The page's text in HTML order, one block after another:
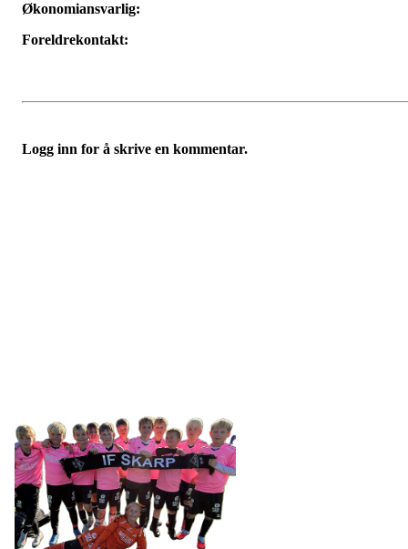
Økonomiansvarlig:
Foreldrekontakt:
Logg inn for å skrive en kommentar.